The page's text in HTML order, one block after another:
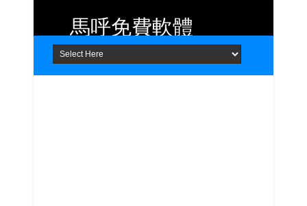
Home About Contact
馬呼免費軟體
提供 Android、iOS 好用的手機應用
程式及 Windows 免費軟體